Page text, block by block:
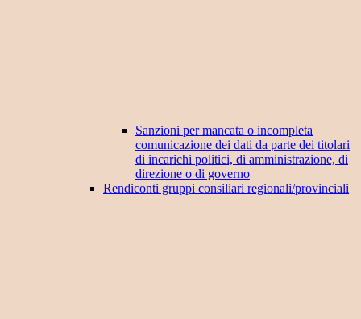
Sanzioni per mancata o incompleta
comunicazione dei dati da parte dei titolari
di incarichi politici, di amministrazione, di
direzione o di governo
Rendiconti gruppi consiliari regionali/provinciali